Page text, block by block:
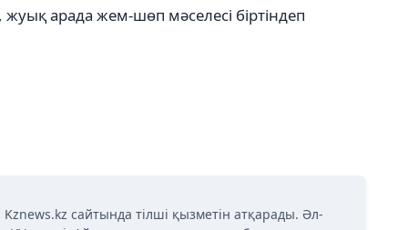
арада жем-шөп мәселесі біртіндеп
сайтында тілші қызметін атқарады. Әл-